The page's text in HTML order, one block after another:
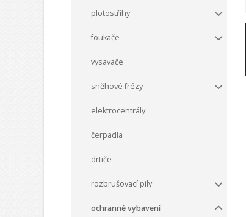
plotostřihy
foukače
vysavače
sněhové frézy
elektrocentrály
čerpadla
drtiče
rozbrušovací pily
ochranné vybavení